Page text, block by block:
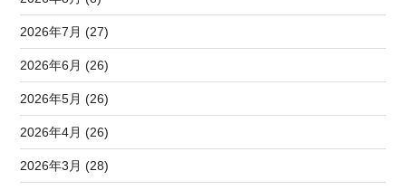
2026年7月 (27)
2026年6月 (26)
2026年5月 (26)
2026年4月 (26)
2026年3月 (28)